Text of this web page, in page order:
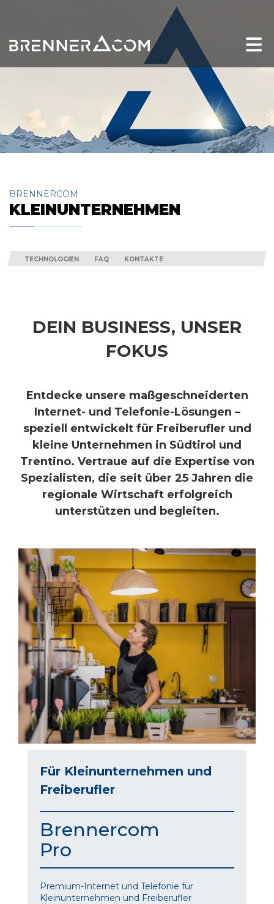
BRENNERCOM
KLEINUNTERNEHMEN
TECHNOLOGIEN FAQ KONTAKTE
DEIN BUSINESS, UNSER
FOKUS
Entdecke unsere maßgeschneiderten
Internet- und Telefonie-Lösungen –
speziell entwickelt für Freiberufler und
kleine Unternehmen in Südtirol und
Trentino. Vertraue auf die Expertise von
Spezialisten, die seit über 25 Jahren die
regionale Wirtschaft erfolgreich
unterstützen und begleiten.
Für Kleinunternehmen und
Freiberufler
Brennercom
Pro
Premium-Internet und Telefonie für
Kleinunternehmen und Freiberufler